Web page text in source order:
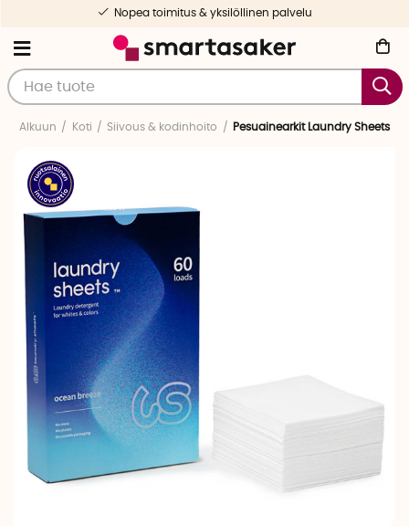
Nopea toimitus & yksilöllinen palvelu
Alkuun Koti Siivous & kodinhoito Pesuainearkit Laundry Sheets